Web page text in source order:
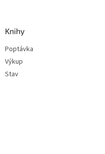
Knihy
Poptávka
Výkup
Stav